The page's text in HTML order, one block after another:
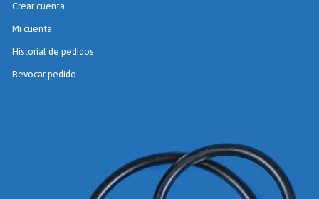
Crear cuenta
Mi cuenta
Historial de pedidos
Revocar pedido